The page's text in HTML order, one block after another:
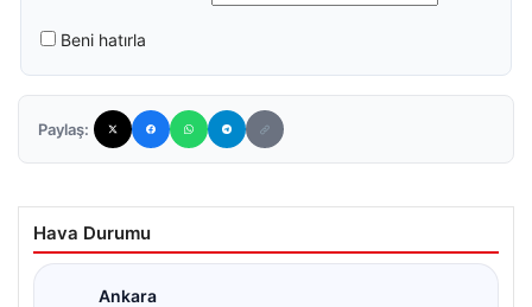
Beni hatırla
Paylaş:
Hava Durumu
Ankara